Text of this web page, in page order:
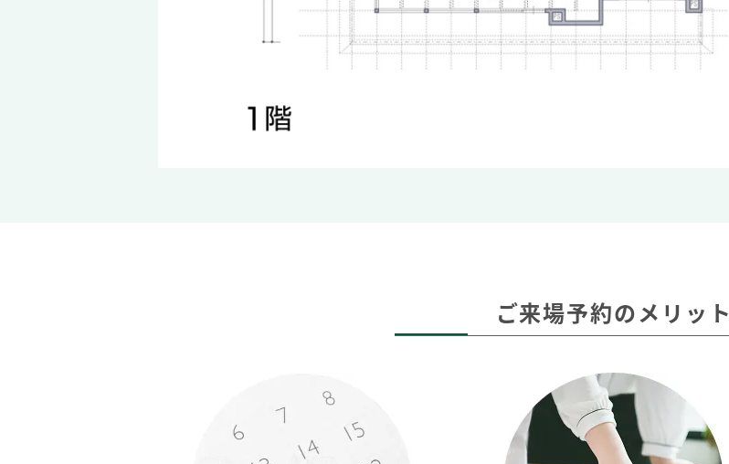
ご来場予約のメリット